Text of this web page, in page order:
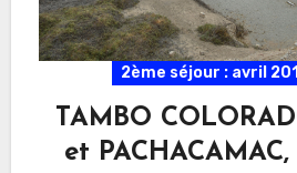
2ème séjour : avril
TAMBO
et